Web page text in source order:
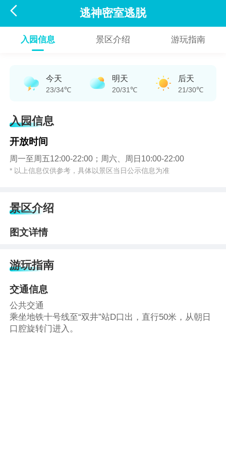
 逃神密室逃脱
入园信息 景区介绍 游玩指南
今天
23/34℃
明天
20/31℃
后天
21/30℃
入园信息
开放时间
周一至周五12:00-22:00；周六、周日10:00-22:00
* 以上信息仅供参考，具体以景区当日公示信息为准
景区介绍
图文详情
游玩指南
交通信息
公共交通
乘坐地铁十号线至“双井”站D口出，直行50米，从朝日
口腔旋转门进入。